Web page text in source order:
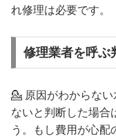
れ修理は必要です。
修理業者を呼ぶ
💁 原因がわからな
ないと判断した場合
う。もし費用が心配